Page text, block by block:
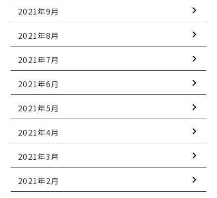
2021年9月
2021年8月
2021年7月
2021年6月
2021年5月
2021年4月
2021年3月
2021年2月